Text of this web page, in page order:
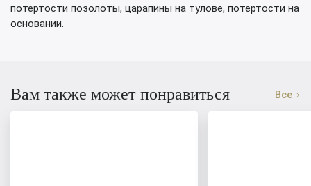
потертости позолоты, царапины на тулове, потертости на
основании.
Вам также может понравиться Все